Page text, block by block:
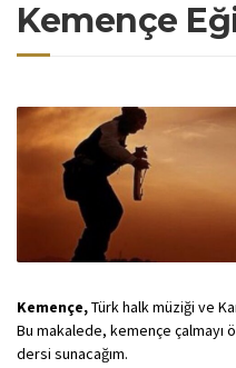
Kemençe
Kemençe,Türk halk müziği ve
Bu makalede, kemençe
dersi sunacağım.